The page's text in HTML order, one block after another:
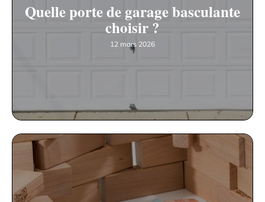
Quelle porte de garage basculante
choisir ?
12 mars 2026